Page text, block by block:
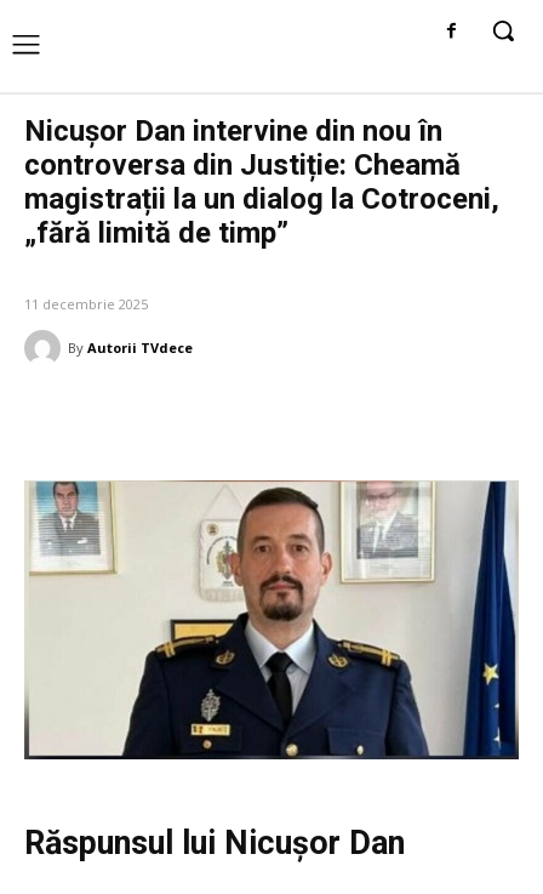
Nicușor Dan intervine din nou în
controversa din Justiție: Cheamă
magistrații la un dialog la Cotroceni,
„fără limită de timp”
11 decembrie 2025
By Autorii TVdece
Răspunsul lui Nicușor Dan